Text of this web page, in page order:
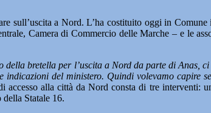
sull’uscita a Nord. L’ha costituito oggi in Comune
Camera di Commercio delle Marche – e le
della bretella per l’uscita a Nord da parte di
indicazioni del ministero. Quindi volevamo capire
alla città da Nord consta di tre
Statale 16.